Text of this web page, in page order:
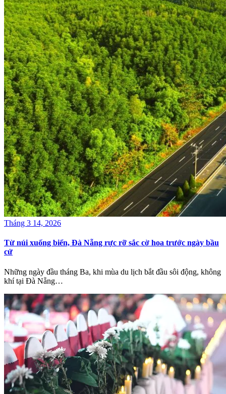
Tháng 3 14, 2026
Từ núi xuống biển, Đà Nẵng rực rỡ sắc cờ hoa trước ngày bầu
cử
Những ngày đầu tháng Ba, khi mùa du lịch bắt đầu sôi động, không
khí tại Đà Nẵng…